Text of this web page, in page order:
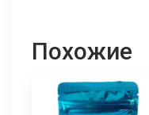
Похожие